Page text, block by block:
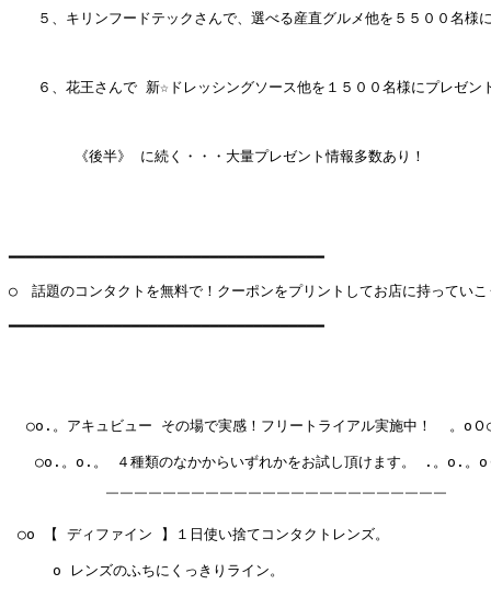
５、キリンフードテックさんで、選べる産直グルメ他を５５００名様
６、花王さんで 新☆ドレッシングソース他を１５００名様にプレゼン
《後半》 に続く・・・大量プレゼント情報多数あり！
━━━━━━━━━━━━━━━━━━━━━━━━━━━━━━━━━━━━
○　話題のコンタクトを無料で！クーポンをプリントしてお店に持っていこ
━━━━━━━━━━━━━━━━━━━━━━━━━━━━━━━━━━━━
○o.。アキュビュー その場で実感！フリートライアル実施中！  。oＯ
○o.。o.。 ４種類のなかからいずれかをお試し頂けます。 .。o.。
           ￣￣￣￣￣￣￣￣￣￣￣￣￣￣￣￣￣￣￣￣￣￣￣￣
○o 【 ディファイン 】１日使い捨てコンタクトレンズ。
     o レンズのふちにくっきりライン。